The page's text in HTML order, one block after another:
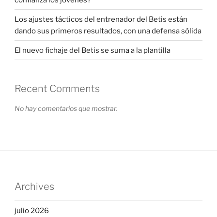
Los ajustes tácticos del entrenador del Betis están
dando sus primeros resultados, con una defensa sólida
El nuevo fichaje del Betis se suma a la plantilla
Recent Comments
No hay comentarios que mostrar.
Archives
julio 2026